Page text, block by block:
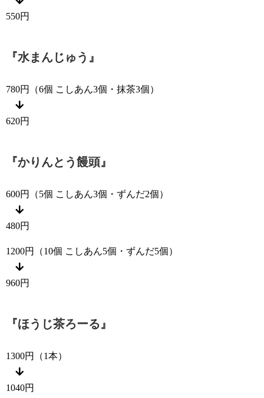
550円
『水まんじゅう』
780円（6個 こしあん3個・抹茶3個）
620円
『かりんとう饅頭』
600円（5個 こしあん3個・ずんだ2個）
480円
1200円（10個 こしあん5個・ずんだ5個）
960円
『ほうじ茶ろーる』
1300円（1本）
1040円